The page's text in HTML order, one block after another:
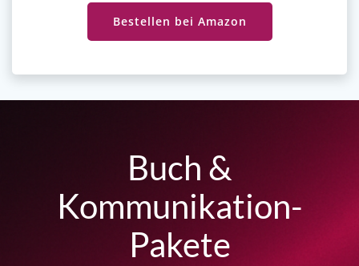
Bestellen bei Amazon
Buch &
Kommunikation-
Pakete